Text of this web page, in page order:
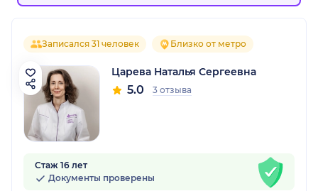
Записался 31 человек Близко от метро
Царева Наталья Сергеевна
5.0 3 отзыва
Стаж 16 лет
Документы проверены